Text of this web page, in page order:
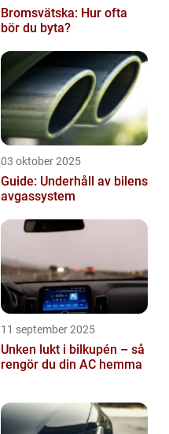
Bromsvätska: Hur ofta
bör du byta?
03 oktober 2025
Guide: Underhåll av bilens
avgassystem
11 september 2025
Unken lukt i bilkupén – så
rengör du din AC hemma